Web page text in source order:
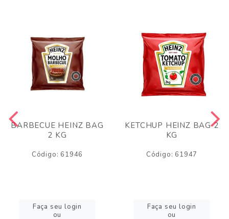
BARBECUE HEINZ BAG
2 KG
Código: 61946
Faça seu login
ou
KETCHUP HEINZ BAG 2
KG
Código: 61947
Faça seu login
ou